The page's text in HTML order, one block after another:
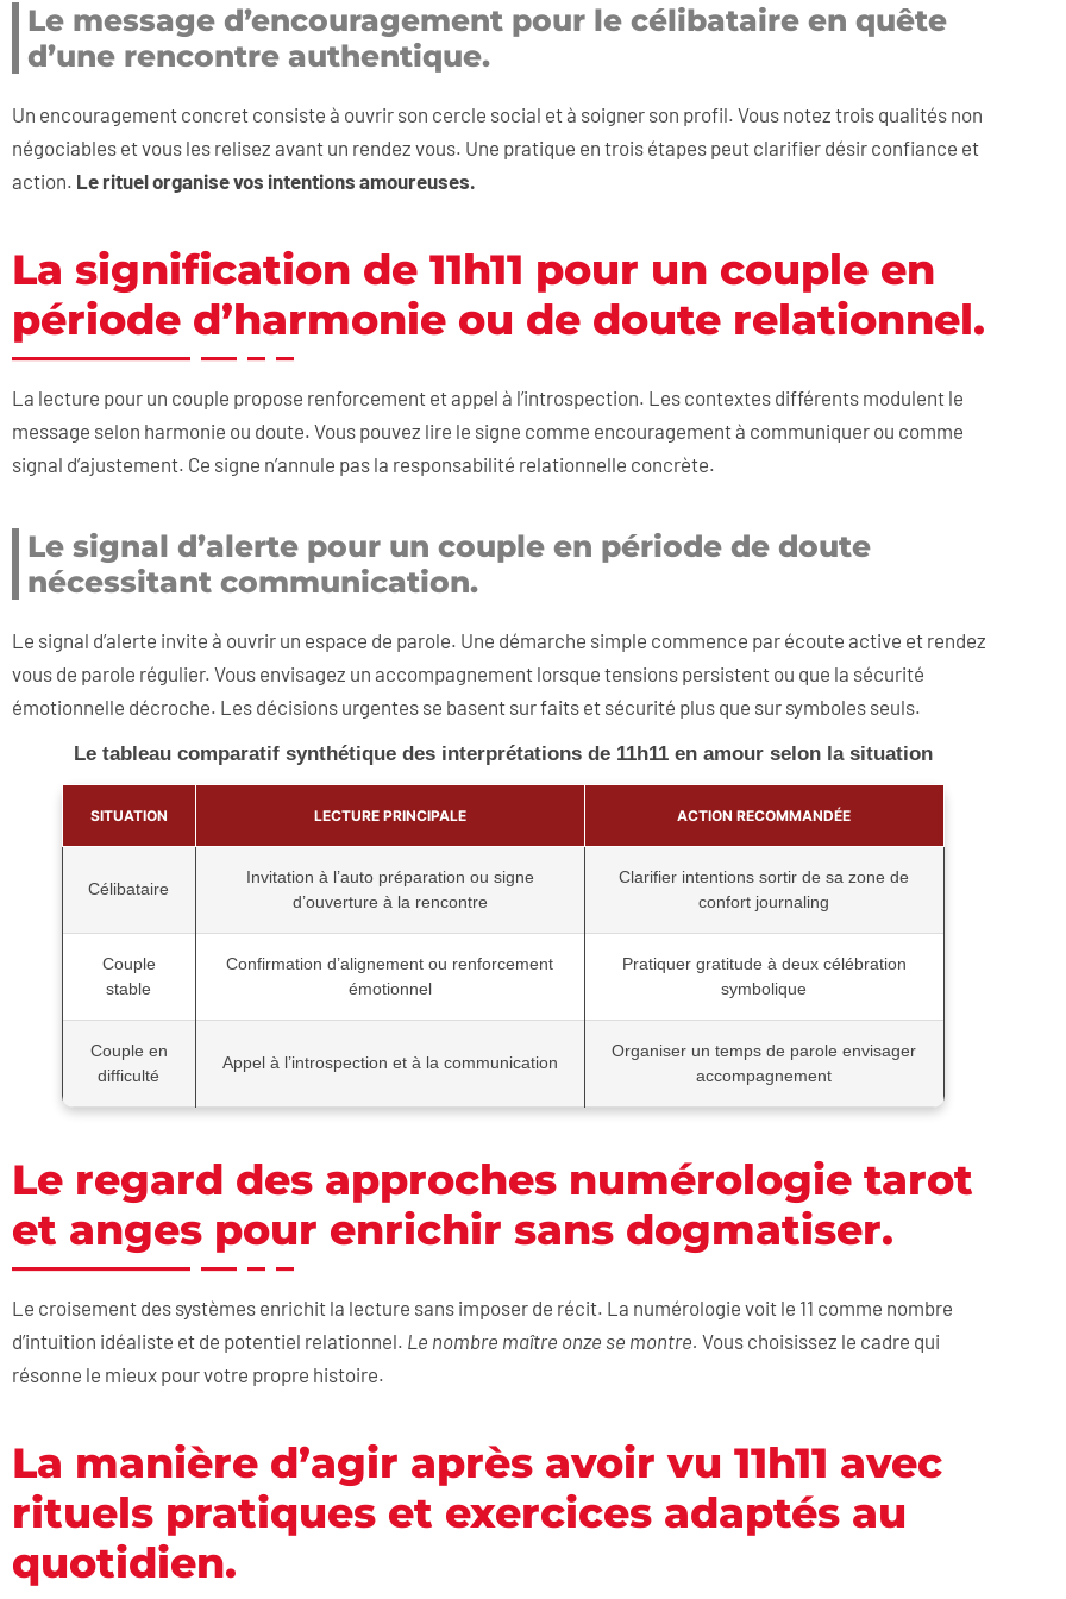
Le message d’encouragement pour le célibataire en quête
d’une rencontre authentique.
Un encouragement concret consiste à ouvrir son cercle social et à soigner son profil. Vous notez trois qualités non
négociables et vous les relisez avant un rendez vous. Une pratique en trois étapes peut clarifier désir confiance et
action. Le rituel organise vos intentions amoureuses.
La signification de 11h11 pour un couple en
période d’harmonie ou de doute relationnel.
La lecture pour un couple propose renforcement et appel à l’introspection. Les contextes différents modulent le
message selon harmonie ou doute. Vous pouvez lire le signe comme encouragement à communiquer ou comme
signal d’ajustement. Ce signe n’annule pas la responsabilité relationnelle concrète.
Le signal d’alerte pour un couple en période de doute
nécessitant communication.
Le signal d’alerte invite à ouvrir un espace de parole. Une démarche simple commence par écoute active et rendez
vous de parole régulier. Vous envisagez un accompagnement lorsque tensions persistent ou que la sécurité
émotionnelle décroche. Les décisions urgentes se basent sur faits et sécurité plus que sur symboles seuls.
Le tableau comparatif synthétique des interprétations de 11h11 en amour selon la situation
SITUATION LECTURE PRINCIPALE ACTION RECOMMANDÉE
Célibataire
Invitation à l’auto préparation ou signe
d’ouverture à la rencontre
Clarifier intentions sortir de sa zone de
confort journaling
Couple
stable
Confirmation d’alignement ou renforcement
émotionnel
Pratiquer gratitude à deux célébration
symbolique
Couple en
difficulté
Appel à l’introspection et à la communication
Organiser un temps de parole envisager
accompagnement
Le regard des approches numérologie tarot
et anges pour enrichir sans dogmatiser.
Le croisement des systèmes enrichit la lecture sans imposer de récit. La numérologie voit le 11 comme nombre
d’intuition idéaliste et de potentiel relationnel. Le nombre maître onze se montre. Vous choisissez le cadre qui
résonne le mieux pour votre propre histoire.
La manière d’agir après avoir vu 11h11 avec
rituels pratiques et exercices adaptés au
quotidien.